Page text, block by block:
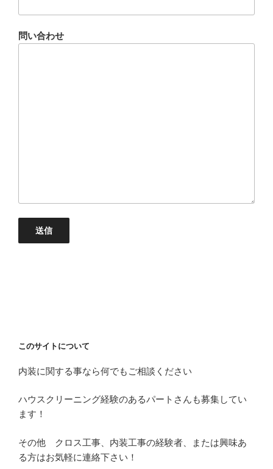
問い合わせ
このサイトについて
内装に関する事なら何でもご相談ください
ハウスクリーニング経験のあるパートさんも募集してい
ます！
その他 クロス工事、内装工事の経験者、または興味あ
る方はお気軽に連絡下さい！